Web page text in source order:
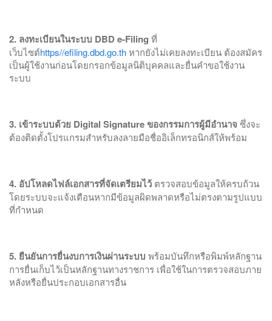
2. ลงทะเบียนในระบบ DBD e-Filing ที่
เว็บไซต์https//efiling.dbd.go.thหากยังไม่เคยลงทะเบียน ต้องสมัคร
เป็นผู้ใช้งานก่อนโดยกรอกข้อมูลนิติบุคคลและยื่นคำขอใช้งาน
ระบบ
3. เข้าระบบด้วย Digital Signature ของกรรมการผู้มีอำนาจ ซึ่งจะ
ต้องติดตั้งโปรแกรมสำหรับลงลายมือชื่ออิเล็กทรอนิกส์ให้พร้อม
4. อัปโหลดไฟล์เอกสารที่จัดเตรียมไว้ ตรวจสอบข้อมูลให้ครบถ้วน
โดยระบบจะแจ้งเตือนหากมีข้อมูลผิดพลาดหรือไม่ตรงตามรูปแบบ
ที่กำหนด
5. ยืนยันการยื่นงบการเงินผ่านระบบ พร้อมบันทึกหรือพิมพ์หลักฐาน
การยื่นเก็บไว้เป็นหลักฐานทางราชการ เพื่อใช้ในการตรวจสอบภาย
หลังหรือยื่นประกอบเอกสารอื่น